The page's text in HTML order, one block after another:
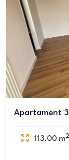
Apartament
113.00 m2